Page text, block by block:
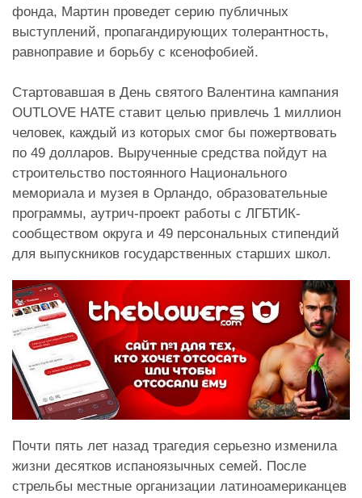
фонда, Мартин проведет серию публичных
выступлений, пропагандирующих толерантность,
равноправие и борьбу с ксенофобией.
Стартовавшая в День святого Валентина кампания
OUTLOVE HATE ставит целью привлечь 1 миллион
человек, каждый из которых смог бы пожертвовать
по 49 долларов. Вырученные средства пойдут на
строительство постоянного Национального
мемориала и музея в Орландо, образовательные
программы, аутрич-проект работы с ЛГБТИК-
сообществом округа и 49 персональных стипендий
для выпускников государственных старших школ.
Почти пять лет назад трагедия серьезно изменила
жизни десятков испаноязычных семей. После
стрельбы местные организации латиноамериканцев